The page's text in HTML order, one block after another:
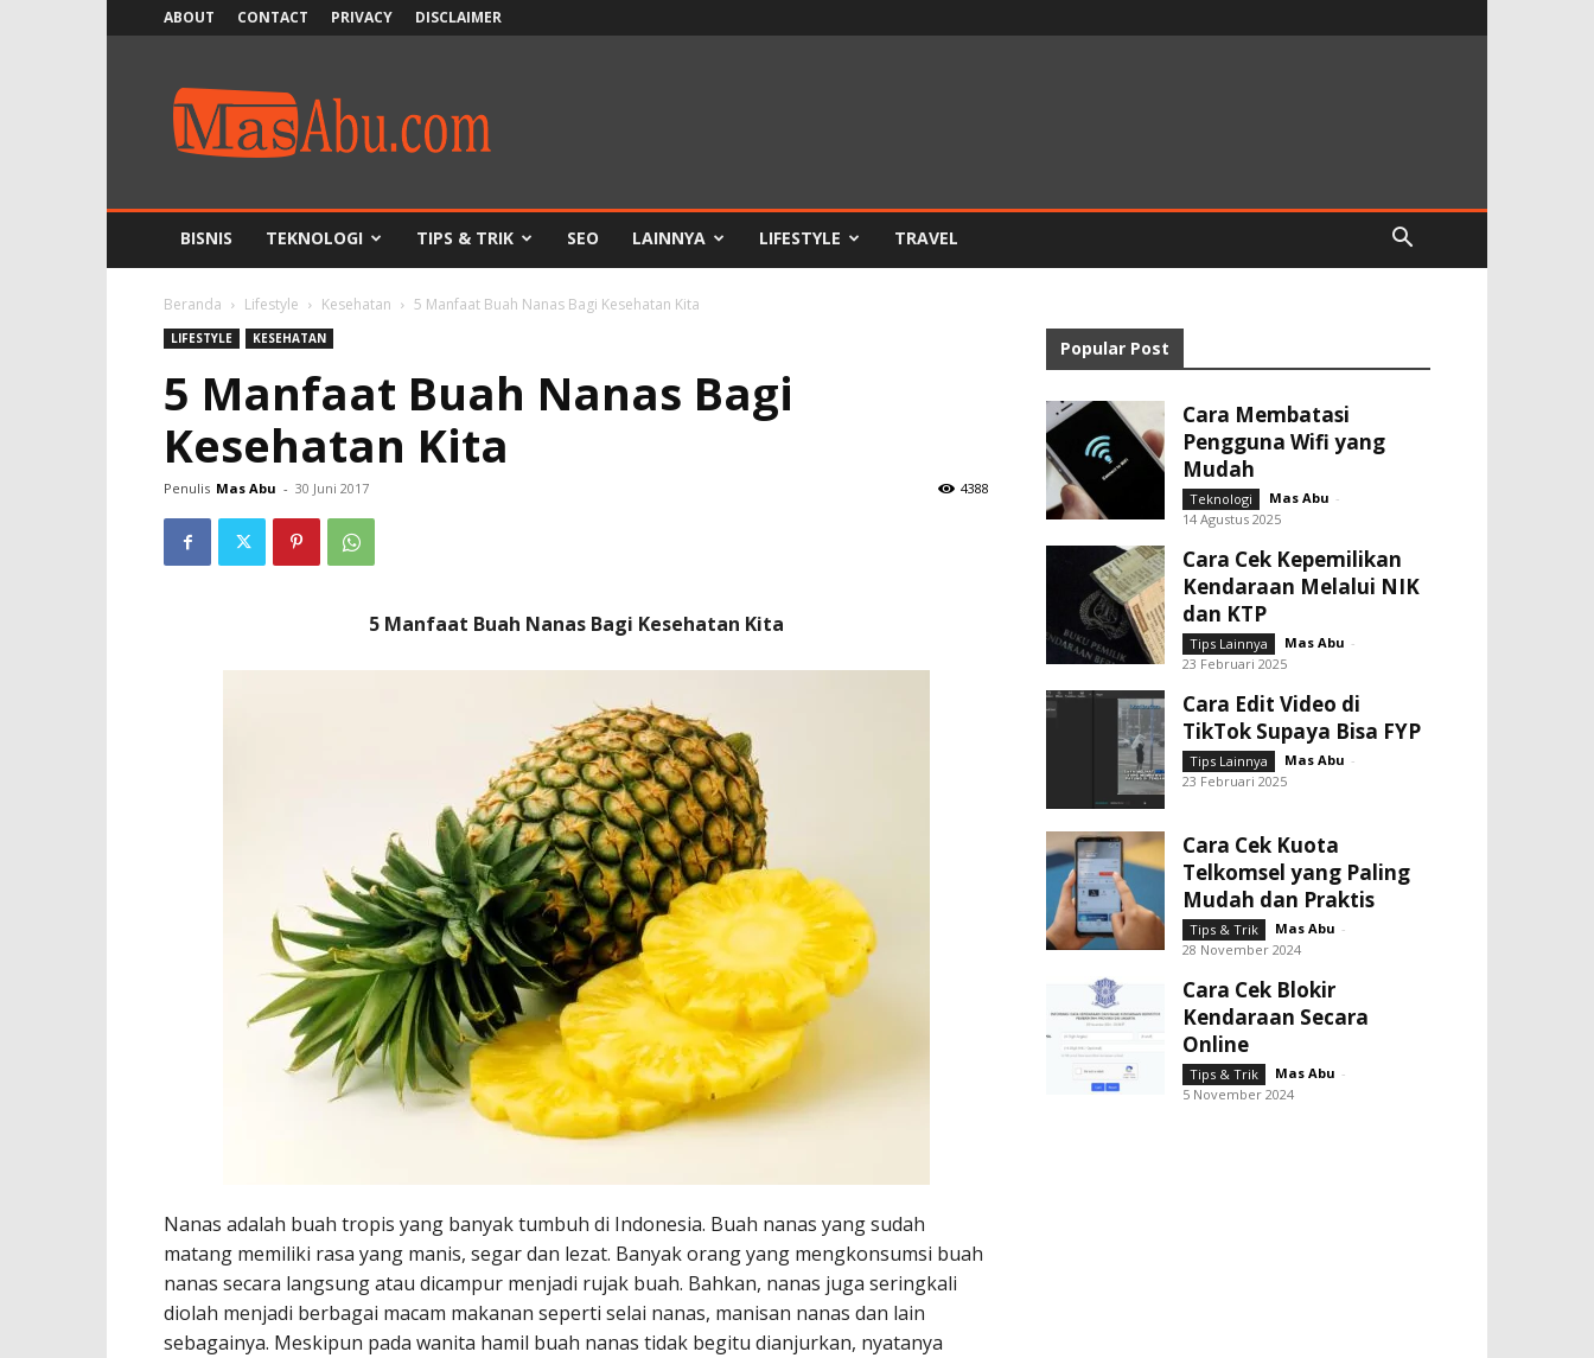
ABOUT CONTACT PRIVACY DISCLAIMER
BISNIS TEKNOLOGI TIPS & TRIK SEO LAINNYA LIFESTYLE TRAVEL
Beranda Lifestyle Kesehatan 5 Manfaat Buah Nanas Bagi Kesehatan Kita
LIFESTYLE KESEHATAN
5 Manfaat Buah Nanas Bagi
Kesehatan Kita
Penulis Mas Abu - 30 Juni 2017 4388
5 Manfaat Buah Nanas Bagi Kesehatan Kita
Nanas adalah buah tropis yang banyak tumbuh di Indonesia. Buah nanas yang sudah
matang memiliki rasa yang manis, segar dan lezat. Banyak orang yang mengkonsumsi buah
nanas secara langsung atau dicampur menjadi rujak buah. Bahkan, nanas juga seringkali
diolah menjadi berbagai macam makanan seperti selai nanas, manisan nanas dan lain
sebagainya. Meskipun pada wanita hamil buah nanas tidak begitu dianjurkan, nyatanya
Popular Post
Cara Membatasi
Pengguna Wifi yang
Mudah
Teknologi Mas Abu -
14 Agustus 2025
Cara Cek Kepemilikan
Kendaraan Melalui NIK
dan KTP
Tips Lainnya Mas Abu -
23 Februari 2025
Cara Edit Video di
TikTok Supaya Bisa FYP
Tips Lainnya Mas Abu -
23 Februari 2025
Cara Cek Kuota
Telkomsel yang Paling
Mudah dan Praktis
Tips & Trik Mas Abu -
28 November 2024
Cara Cek Blokir
Kendaraan Secara
Online
Tips & Trik Mas Abu -
5 November 2024